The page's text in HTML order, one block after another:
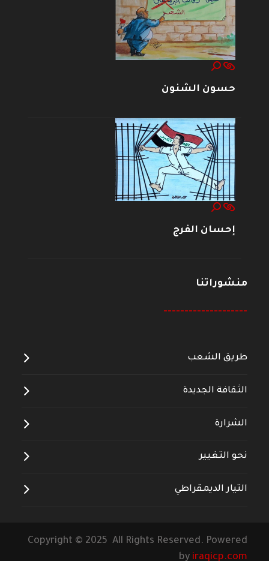
حسون الشنون
إحسان الفرج
منشوراتنا
--------------------
طريق الشعب
الثقافة الجديدة
الشرارة
نحو التغيير
التيار الديمقراطي
Copyright © 2025 All Rights Reserved. Powered
by iraqicp.com